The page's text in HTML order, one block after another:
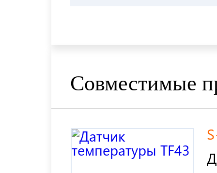
Совместимые